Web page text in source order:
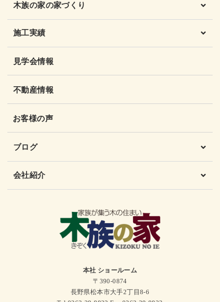
木族の家の家づくり
施工実績
見学会情報
不動産情報
お客様の声
ブログ
会社紹介
本社 ショールーム
〒390-0874
長野県松本市大手2丁目8-6